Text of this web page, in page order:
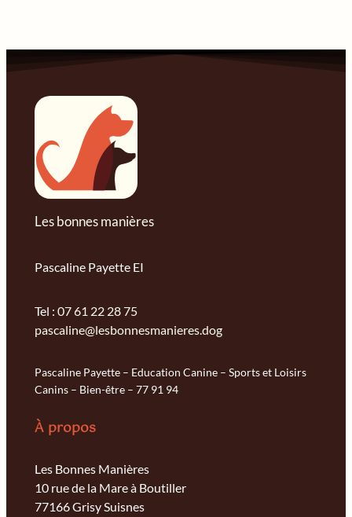
Les bonnes manières
Pascaline Payette EI
Tel : 07 61 22 28 75
pascaline@lesbonnesmanieres.dog
Pascaline Payette – Education Canine – Sports et Loisirs
Canins – Bien-être – 77 91 94
À propos
Les Bonnes Manières
10 rue de la Mare à Boutiller
77166 Grisy Suisnes